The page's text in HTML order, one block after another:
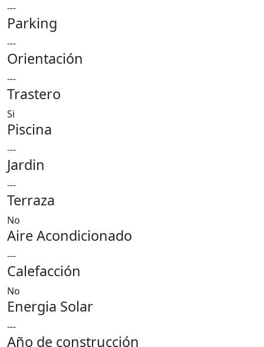
---
Parking
---
Orientación
---
Trastero
Si
Piscina
---
Jardin
---
Terraza
No
Aire Acondicionado
---
Calefacción
No
Energia Solar
---
Año de construcción